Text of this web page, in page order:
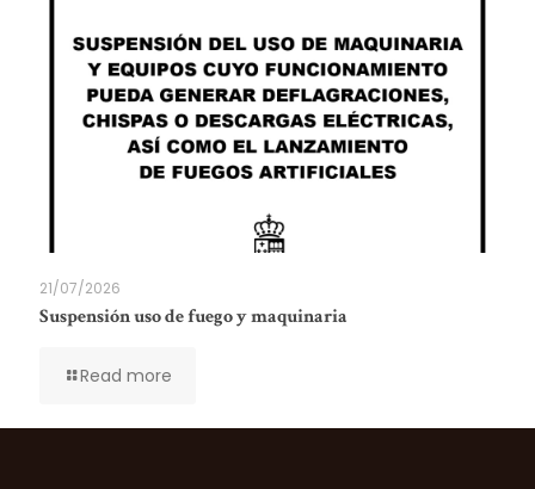
21/07/2026
Suspensión uso de fuego y maquinaria
Read more